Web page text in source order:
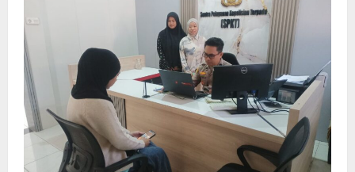
Curi
Motor
Diringkus
Polisi